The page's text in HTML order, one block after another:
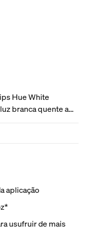
Hue White
branca quente a
Controle
de iluminação
aplicação
usufruir de mais